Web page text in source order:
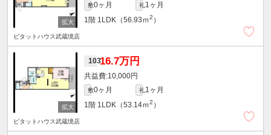
敷0ヶ月 礼1ヶ月
1階 1LDK（56.93ｍ2 ）
ピタットハウス武蔵境店
10316.7万円
10,000円
敷0ヶ月 礼1ヶ月
1階 1LDK（53.14ｍ2 ）
ピタットハウス武蔵境店